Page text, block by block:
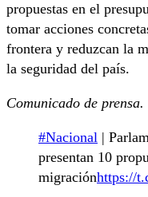
propuestas en el
tomar acciones
frontera y reduzcan la
la seguridad del país.
Comunicado de prensa.
#Nacional |
presentan 10
migraciónhttps://